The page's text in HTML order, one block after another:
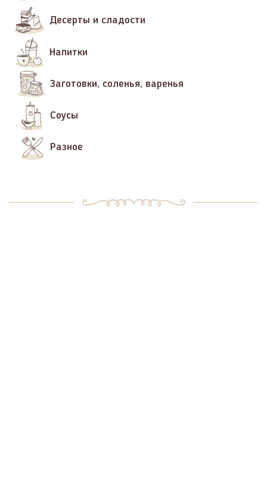
Десерты и сладости
Напитки
Заготовки, соленья, варенья
Соусы
Разное